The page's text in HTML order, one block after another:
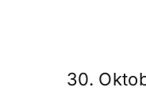
30.